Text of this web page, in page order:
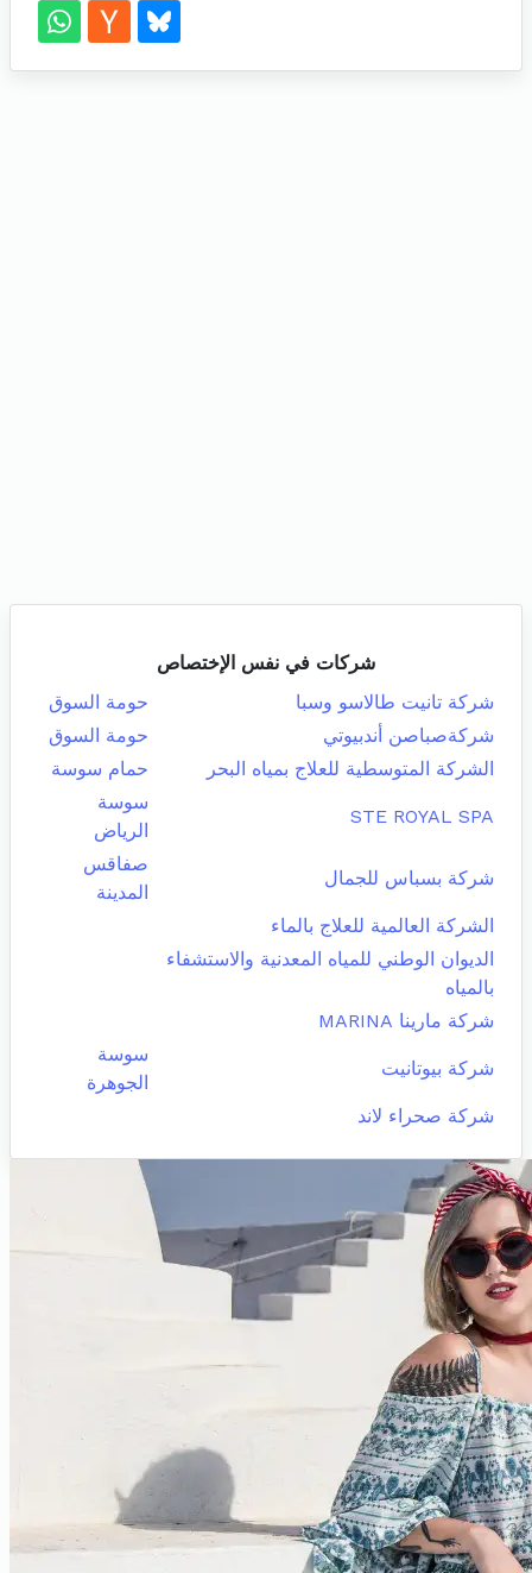
شركات في نفس الإختصاص
شركة تانيت طالاسو وسبا
حومة السوق
شركةصباصن أندبيوتي
حومة السوق
الشركة المتوسطية للعلاج بمياه البحر
حمام سوسة
STE ROYAL SPA
سوسة
الرياض
شركة بسباس للجمال
صفاقس
المدينة
الشركة العالمية للعلاج بالماء
الديوان الوطني للمياه المعدنية والاستشفاء
بالمياه
شركة مارينا MARINA
شركة بيوتانيت
سوسة
الجوهرة
شركة صحراء لاند